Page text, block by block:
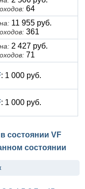
64
11 955 руб.
361
2 427 руб.
71
: 1 000 руб.
: 1 000 руб.
состоянии VF
состоянии